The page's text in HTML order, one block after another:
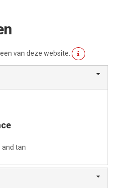
van deze website.
tan